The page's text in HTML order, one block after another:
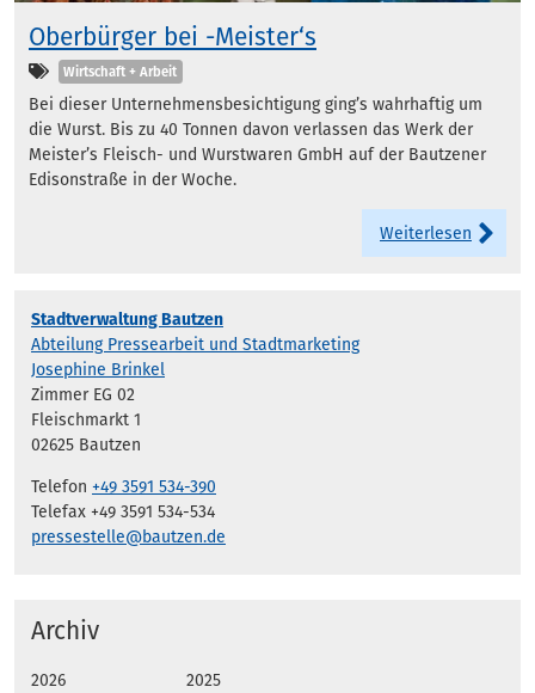
Oberbürger bei -Meister‘s
Kategorien
Wirtschaft + Arbeit
Bei dieser Unternehmensbesichtigung ging’s wahrhaftig um
die Wurst. Bis zu 40 Tonnen davon verlassen das Werk der
Meister’s Fleisch- und Wurstwaren GmbH auf der Bautzener
Edisonstraße in der Woche.
Weiterlesen
Stadtverwaltung Bautzen
Abteilung Pressearbeit und Stadtmarketing
Josephine Brinkel
Zimmer EG 02
Fleischmarkt 1
02625 Bautzen
Telefon +49 3591 534-390
Telefax +49 3591 534-534
pressestelle@bautzen.de
Archiv
2026
2025